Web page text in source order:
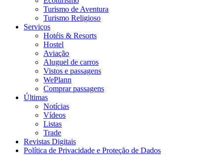
Turismo de Aventura
Turismo Religioso
Serviços
Hotéis & Resorts
Hostel
Aviação
Aluguel de carros
Vistos e passagens
WePlann
Comprar passagens
Últimas
Notícias
Vídeos
Listas
Trade
Revistas Digitais
Política de Privacidade e Proteção de Dados